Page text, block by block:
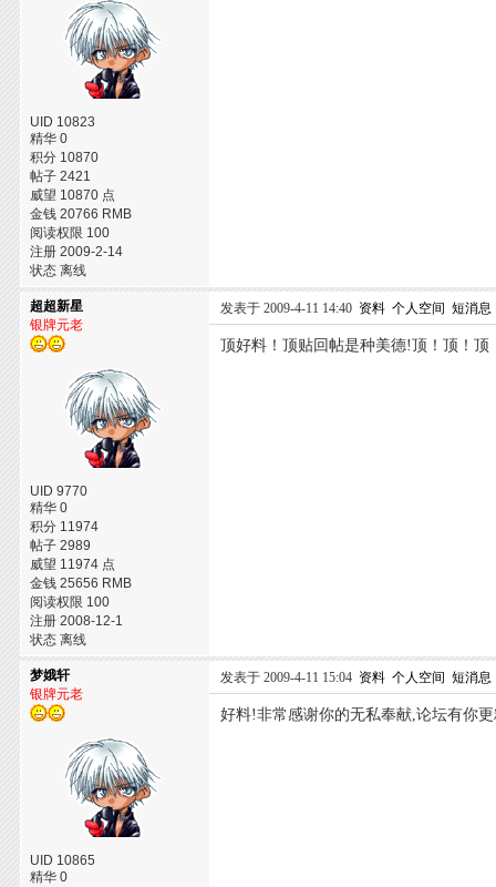
UID 10823
精华 0
积分 10870
帖子 2421
威望 10870 点
金钱 20766 RMB
阅读权限 100
注册 2009-2-14
状态 离线
超超新星
银牌元老
UID 9770
精华 0
积分 11974
帖子 2989
威望 11974 点
金钱 25656 RMB
阅读权限 100
注册 2008-12-1
状态 离线
发表于 2009-4-11 14:40 资料 个人空间 短消息
顶好料！顶贴回帖是种美德!顶！顶！顶
梦娥轩
银牌元老
UID 10865
精华 0
发表于 2009-4-11 15:04 资料 个人空间 短消息
好料!非常感谢你的无私奉献,论坛有你